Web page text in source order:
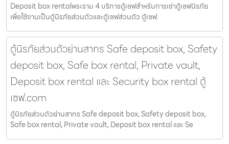
Deposit box rentalพระราม 4 บริการตู้เซฟสำหรับการเช่าตู้เซฟนิรภัย
เพื่อใช้งานเป็นตู้นิรภัยส่วนตัวและตู้เซฟส่วนตัว ตู้เซฟ.
ตู้นิรภัยส่วนตัวย่านสาทร Safe deposit box, Safety
deposit box, Safe box rental, Private vault,
Deposit box rental และ Security box rental ตู้
เซฟ.com
ตู้นิรภัยส่วนตัวย่านสาทร Safe deposit box, Safety deposit box,
Safe box rental, Private vault, Deposit box rental และ Se